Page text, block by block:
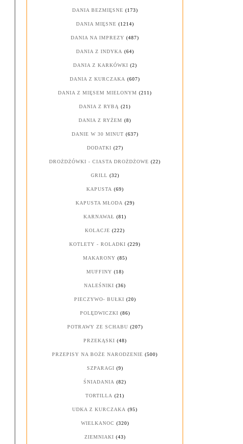
DANIA BEZMIĘSNE (173)
DANIA MIĘSNE (1214)
DANIA NA IMPREZY (487)
DANIA Z INDYKA (64)
DANIA Z KARKÓWKI (2)
DANIA Z KURCZAKA (607)
DANIA Z MIĘSEM MIELONYM (211)
DANIA Z RYBĄ (21)
DANIA Z RYŻEM (8)
DANIE W 30 MINUT (637)
DODATKI (27)
DROŻDŻÓWKI - CIASTA DROŻDŻOWE (22)
GRILL (32)
KAPUSTA (69)
KAPUSTA MŁODA (29)
KARNAWAŁ (81)
KOLACJE (222)
KOTLETY - ROLADKI (229)
MAKARONY (85)
MUFFINY (18)
NALEŚNIKI (36)
PIECZYWO- BUŁKI (20)
POLĘDWICZKI (86)
POTRAWY ZE SCHABU (207)
PRZEKĄSKI (48)
PRZEPISY NA BOŻE NARODZENIE (500)
SZPARAGI (9)
ŚNIADANIA (82)
TORTILLA (21)
UDKA Z KURCZAKA (95)
WIELKANOC (320)
ZIEMNIAKI (43)